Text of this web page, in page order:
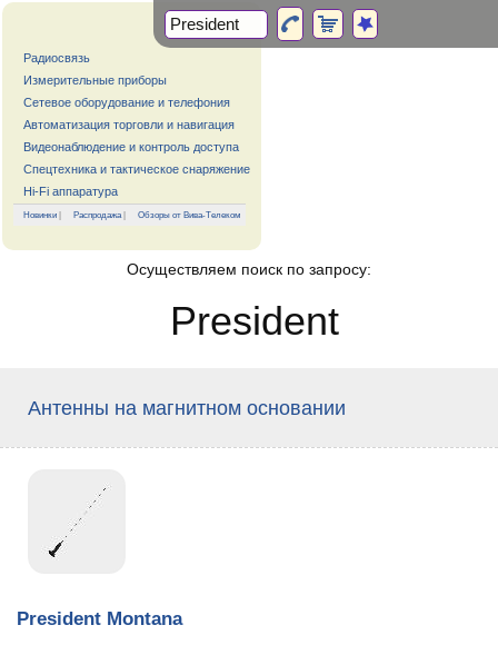
Радиосвязь
Измерительные приборы
Сетевое оборудование и телефония
Автоматизация торговли и навигация
Видеонаблюдение и контроль доступа
Спецтехника и тактическое снаряжение
Hi-Fi аппаратура
Новинки | Распродажа| Обзоры от Вива-Телеком
Осуществляем поиск по запросу:
President
Антенны на магнитном основании
President Montana